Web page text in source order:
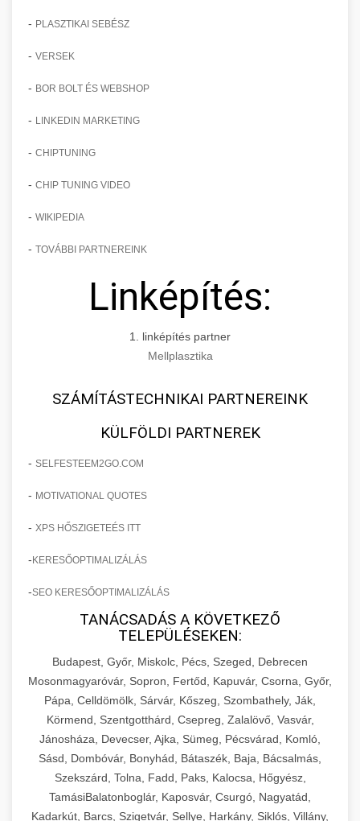
- PLASZTIKAI SEBÉSZ
- VERSEK
- BOR BOLT ÉS WEBSHOP
- LINKEDIN MARKETING
- CHIPTUNING
- CHIP TUNING VIDEO
- WIKIPEDIA
- TOVÁBBI PARTNEREINK
Linképítés:
1. linképítés partner
Mellplasztika
SZÁMÍTÁSTECHNIKAI PARTNEREINK
KÜLFÖLDI PARTNEREK
- SELFESTEEM2GO.COM
- MOTIVATIONAL QUOTES
- XPS HŐSZIGETEÉS ITT
- KERESŐOPTIMALIZÁLÁS
-SEO KERESŐOPTIMALIZÁLÁS
TANÁCSADÁS A KÖVETKEZŐ
TELEPÜLÉSEKEN:
Budapest, Győr, Miskolc, Pécs, Szeged, Debrecen
Mosonmagyaróvár, Sopron, Fertőd, Kapuvár, Csorna, Győr,
Pápa, Celldömölk, Sárvár, Kőszeg, Szombathely, Ják,
Körmend, Szentgotthárd, Csepreg, Zalalövő, Vasvár,
Jánosháza, Devecser, Ajka, Sümeg, Pécsvárad, Komló,
Sásd, Dombóvár, Bonyhád, Bátaszék, Baja, Bácsalmás,
Szekszárd, Tolna, Fadd, Paks, Kalocsa, Hőgyész,
TamásiBalatonboglár, Kaposvár, Csurgó, Nagyatád,
Kadarkút, Barcs, Szigetvár, Sellye, Harkány, Siklós, Villány,